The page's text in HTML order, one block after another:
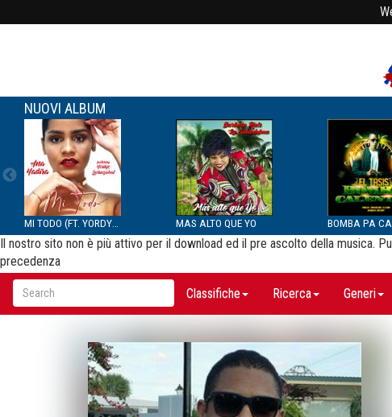
NUOVI ALBUM
MAS ALTO QUE YO
Il nostro sito non è più attivo per il download ed il pre ascolto della musica.
precedenza
Classifiche Ricerca Generi